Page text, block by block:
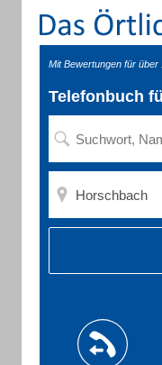
Mit Bewertungen für
Telefonbuch